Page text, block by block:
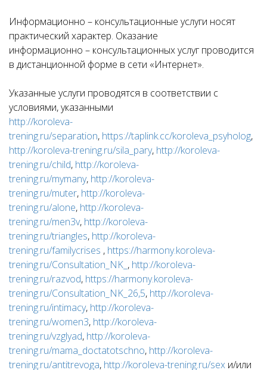
Информационно – консультационные услуги носят
практический характер. Оказание
информационно – консультационных услуг проводится
в дистанционной форме в сети «Интернет».
Указанные услуги проводятся в соответствии с
условиями, указанными
http://koroleva-
trening.ru/separation, https://taplink.cc/koroleva_psyholog,
http://koroleva-trening.ru/sila_pary, http://koroleva-
trening.ru/child, http://koroleva-
trening.ru/mymany, http://koroleva-
trening.ru/muter, http://koroleva-
trening.ru/alone, http://koroleva-
trening.ru/men3v, http://koroleva-
trening.ru/triangles, http://koroleva-
trening.ru/familycrises , https://harmony.koroleva-
trening.ru/Consultation_NK_ , http://koroleva-
trening.ru/razvod, https://harmony.koroleva-
trening.ru/Consultation_NK_26,5, http://koroleva-
trening.ru/intimacy, http://koroleva-
trening.ru/women3, http://koroleva-
trening.ru/vzglyad, http://koroleva-
trening.ru/mama_doctatotschno, http://koroleva-
trening.ru/antitrevoga, http://koroleva-trening.ru/sex и/или